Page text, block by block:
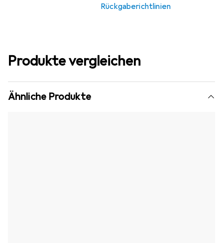
Rückgaberichtlinien
Produkte vergleichen
Ähnliche Produkte